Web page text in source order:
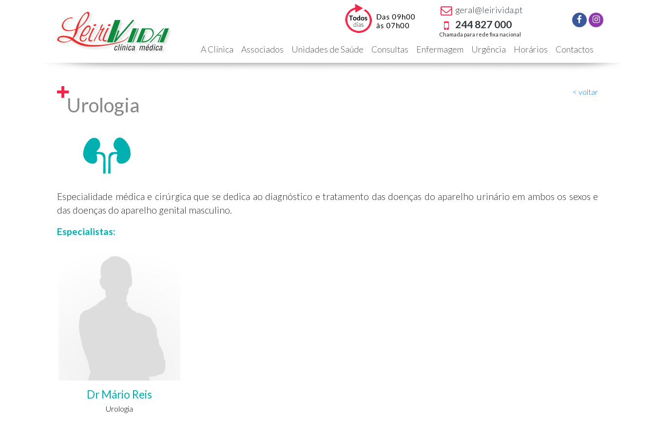
geral@leirivida.pt
244 827 000
Chamada para rede fixa nacional
A Clínica Associados Unidades de Saúde Consultas Enfermagem Urgência Horários Contactos
Urologia
< voltar
Especialidade médica e cirúrgica que se dedica ao diagnóstico e tratamento das doenças do aparelho urinário em ambos os sexos e
das doenças do aparelho genital masculino.
Especialistas:
Dr Mário Reis
Urologia